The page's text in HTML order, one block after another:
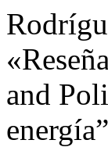
and